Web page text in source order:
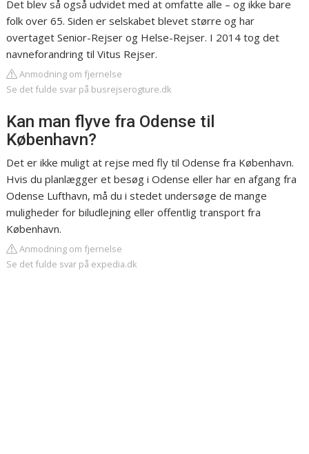
Det blev så også udvidet med at omfatte alle – og ikke bare
folk over 65. Siden er selskabet blevet større og har
overtaget Senior-Rejser og Helse-Rejser. I 2014 tog det
navneforandring til Vitus Rejser.
Anmodning om fjernelse
Se det fulde svar på busrejserogture.dk
Kan man flyve fra Odense til
København?
Det er ikke muligt at rejse med fly til Odense fra København.
Hvis du planlægger et besøg i Odense eller har en afgang fra
Odense Lufthavn, må du i stedet undersøge de mange
muligheder for biludlejning eller offentlig transport fra
København.
Anmodning om fjernelse
Se det fulde svar på expedia.dk